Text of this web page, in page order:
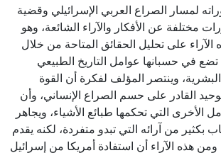
لمسار الصراع العربي الإسرائيلي وقضية
مختلفة عن الأفكار والآراء الشائعة، وهو
على تحليل الحقائق المتاحة من خلال
في حسبانها عوامل التاريخ الطبيعي
وينتصر المؤلف لفكرة أن القوة
القادر على حسم الصراع الإنساني، وأن
الأخرى التي تحكمها طبائع الأشياء، ويجاهر
بكثير من آرائه التي تبدو متفردة، لكنه يقدم
هذه الآراء أن استفادة أمريكا من إسرائيل